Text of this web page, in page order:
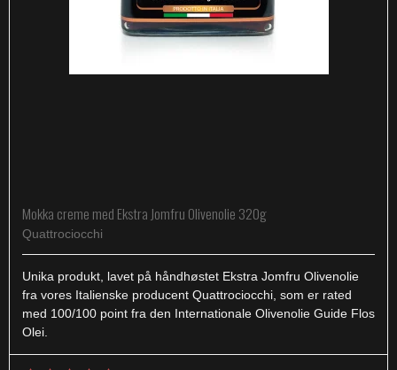
Mokka creme med Ekstra Jomfru Olivenolie 320g
Quattrociocchi
Unika produkt, lavet på håndhøstet Ekstra Jomfru Olivenolie
fra vores Italienske producent Quattrociocchi, som er rated
med 100/100 point fra den Internationale Olivenolie Guide Flos
Olei.